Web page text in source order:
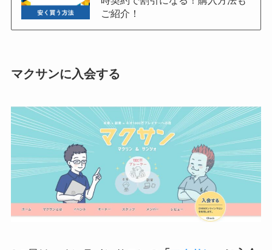
ご紹介！
マクサンに入会する